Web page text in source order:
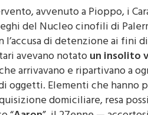
avvenuto a Pioppo, i
del Nucleo cinofili di
l’accusa di detenzione ai fini
avevano notatoun insolito
arrivavano e ripartivano a
oggetti. Elementi che hanno
domiciliare, resa